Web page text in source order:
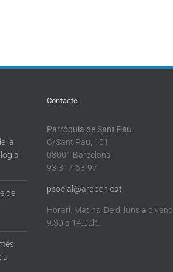
la
de
Contacte
Parròquia de Sant Pau
C/Sant Pau, 101
08001 Barcelona
93 317-63-97
psocial@arqbcn.cat
Horari: Matins: De dilluns a
9.30 a 14.00h.